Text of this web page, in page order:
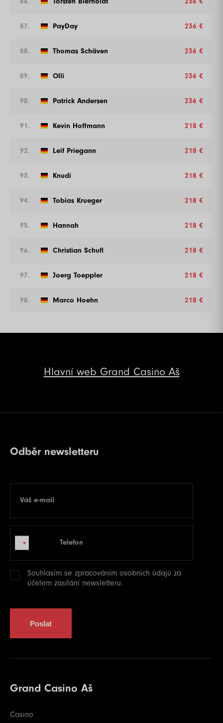
87. PayDay 236 €
88. Thomas Schäven 236 €
89. Olli 236 €
90. Patrick Andersen 236 €
91. Kevin Hoffmann 218 €
92. Leif Priegann 218 €
93. Knudi 218 €
94. Tobias Krueger 218 €
95. Hannah 218 €
96. Christian Schufl 218 €
97. Joerg Toeppler 218 €
98. Marco Hoehn 218 €
Hlavníweb Grand Casino Aš
Odběr newsletteru
Váš e-mail
Telefon
Souhlasím se zpracováním osobních údajů za
účelem zasílání newsletteru.
Poslat
Grand Casino Aš
Casino